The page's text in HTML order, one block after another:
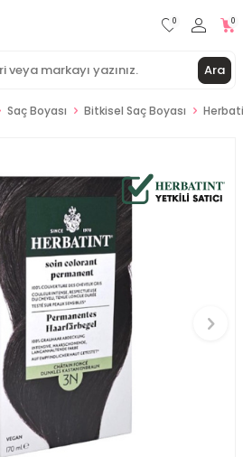
Ara
0 0
Saç Boyası Bitkisel Saç Boyası